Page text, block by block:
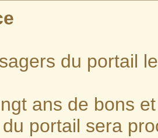
du portail
ans de bons
portail sera